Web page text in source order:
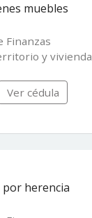
muebles
Finanzas
y vivienda
Ver cédula
por herencia